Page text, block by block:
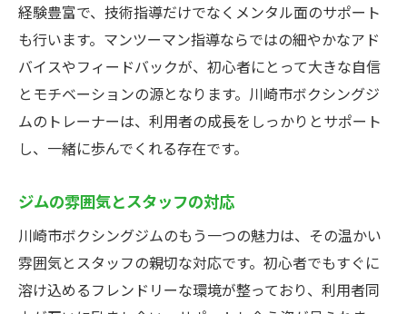
経験豊富で、技術指導だけでなくメンタル面のサポート
も行います。マンツーマン指導ならではの細やかなアド
バイスやフィードバックが、初心者にとって大きな自信
とモチベーションの源となります。川崎市ボクシングジ
ムのトレーナーは、利用者の成長をしっかりとサポート
し、一緒に歩んでくれる存在です。
ジムの雰囲気とスタッフの対応
川崎市ボクシングジムのもう一つの魅力は、その温かい
雰囲気とスタッフの親切な対応です。初心者でもすぐに
溶け込めるフレンドリーな環境が整っており、利用者同